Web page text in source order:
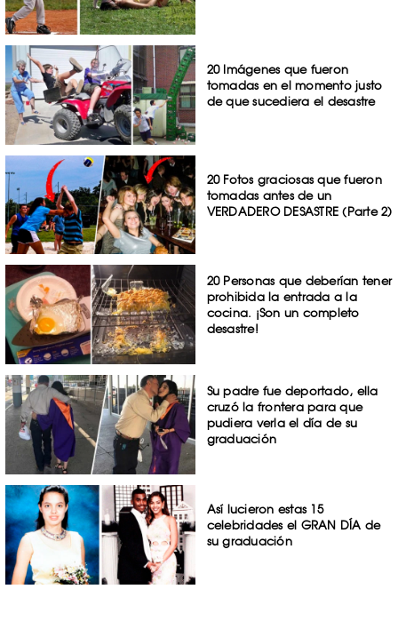
20 Imágenes que fueron
tomadas en el momento justo
de que sucediera el desastre
20 Fotos graciosas que fueron
tomadas antes de un
VERDADERO DESASTRE (Parte 2)
20 Personas que deberían tener
prohibida la entrada a la
cocina. ¡Son un completo
desastre!
Su padre fue deportado, ella
cruzó la frontera para que
pudiera verla el día de su
graduación
Así lucieron estas 15
celebridades el GRAN DÍA de
su graduación